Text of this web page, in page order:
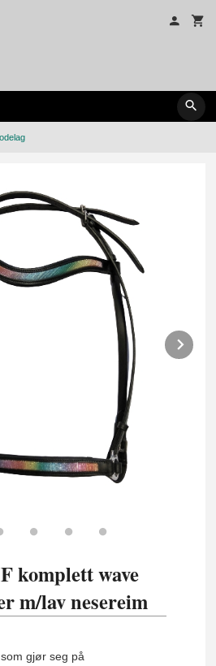
komplett wave
m/lav nesereim
gjør seg på